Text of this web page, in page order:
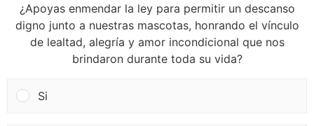
¿Apoyas enmendar la ley para permitir un descanso
digno junto a nuestras mascotas, honrando el vínculo
de lealtad, alegría y amor incondicional que nos
brindaron durante toda su vida?
Si